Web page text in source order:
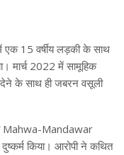
15 वर्षीय लड़की के साथ
मार्च 2022 में सामूहिक
देने के साथ ही जबरन वसूली
Mahwa-Mandawar
किया। आरोपी ने कथित